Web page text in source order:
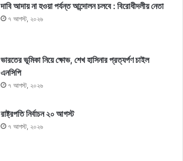
দাবি আদায় না হওয়া পর্যন্ত আন্দোলন চলবে : বিরোধীদলীয় নেতা
৭ আগস্ট, ২০২৬
ভারতের ভূমিকা নিয়ে ক্ষোভ, শেখ হাসিনার প্রত্যর্পণ চাইল
এনসিপি
৭ আগস্ট, ২০২৬
রাষ্ট্রপতি নির্বাচন ২০ আগস্ট
৭ আগস্ট, ২০২৬